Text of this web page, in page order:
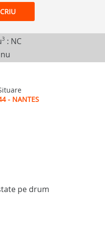
3 : NC
- NANTES
pe drum